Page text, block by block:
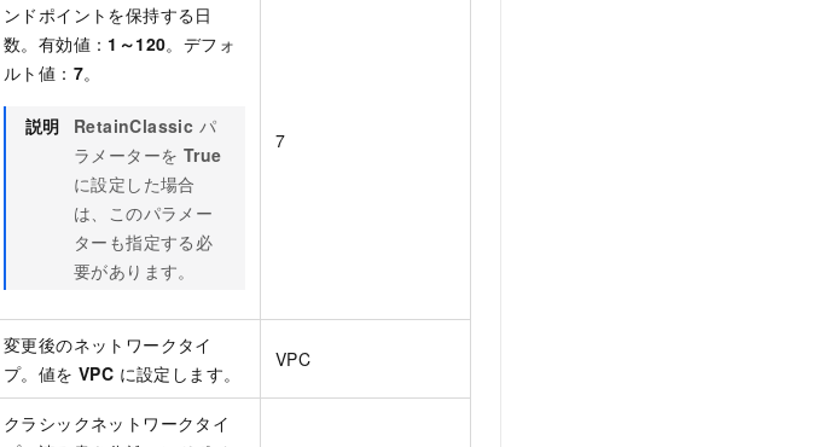
ンドポイントを保持する日
数。有効値： 1～120。デフォ
ルト値： 7。
説明 RetainClassic パ
ラメーターを True
に設定した場合
は、このパラメー
ターも指定する必
要があります。
7
変更後のネットワークタイ
プ。値を VPC に設定します。
VPC
クラシックネットワークタイ